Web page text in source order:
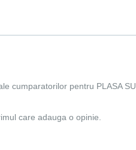
cumparatorilor pentru PLASA
care adauga o opinie.